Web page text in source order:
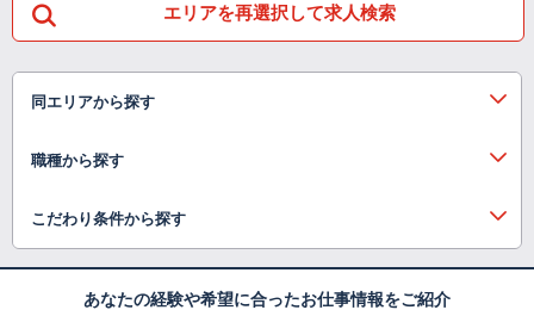
エリアを再選択して求人検索
同エリアから探す
職種から探す
こだわり条件から探す
あなたの経験や希望に合ったお仕事情報をご紹介